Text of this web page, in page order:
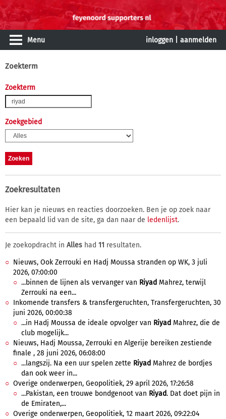
Menu inloggen aanmelden
Zoekterm
Zoekterm
Zoekgebied
Zoekresultaten
Hier kan je nieuws en reacties doorzoeken. Ben je op zoek naar
een bepaald lid van de site, ga dan naar de ledenlijst.
Je zoekopdracht in Alles had 11 resultaten.
Nieuws, Ook Zerrouki en Hadj Moussa stranden op WK, 3 juli
2026, 07:00:00
...binnen de lijnen als vervanger van Riyad Mahrez, terwijl
Zerrouki na een...
Inkomende transfers & transfergeruchten, Transfergeruchten, 30
juni 2026, 00:00:38
...in Hadj Moussa de ideale opvolger van Riyad Mahrez, die de
club mogelijk...
Nieuws, Hadj Moussa, Zerrouki en Algerije bereiken zestiende
finale , 28 juni 2026, 06:08:00
...langszij. Na een uur spelen zette Riyad Mahrez de bordjes
dan ook weer in...
Overige onderwerpen, Geopolitiek, 29 april 2026, 17:26:58
...Pakistan, een trouwe bondgenoot van Riyad. Dat doet pijn in
de Emiraten,...
Overige onderwerpen, Geopolitiek, 12 maart 2026, 09:22:04